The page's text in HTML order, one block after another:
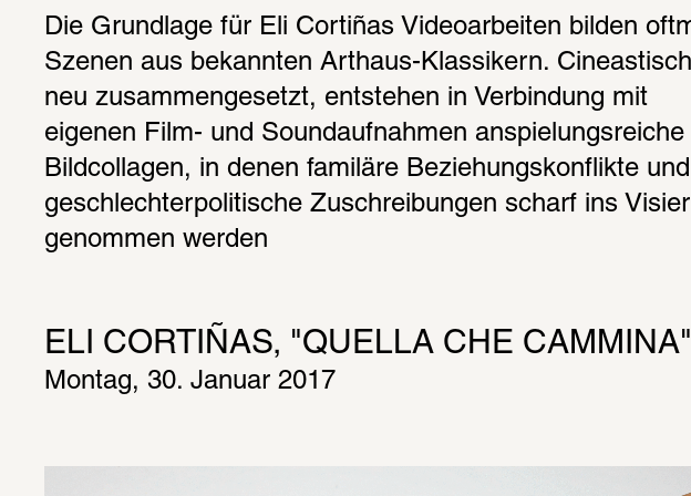
Die Grundlage für Eli Cortiñas Videoarbeiten bilden
Szenen aus bekannten Arthaus-Klassikern. Cineastisch
neu zusammengesetzt, entstehen in Verbindung mit
eigenen Film- und Soundaufnahmen anspielungsreiche
Bildcollagen, in denen familäre Beziehungskonflikte und
geschlechterpolitische Zuschreibungen scharf ins Visier
genommen werden
ELI CORTIÑAS, "QUELLA CHE CAMMINA"
Montag, 30. Januar 2017